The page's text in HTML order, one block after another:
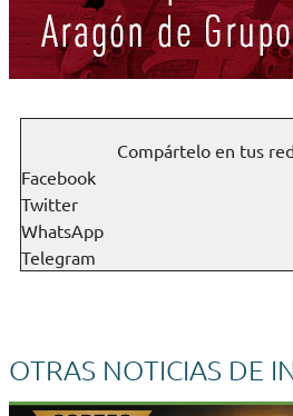
Compártelo en tus
Facebook
Twitter
WhatsApp
Telegram
OTRAS NOTICIAS DE